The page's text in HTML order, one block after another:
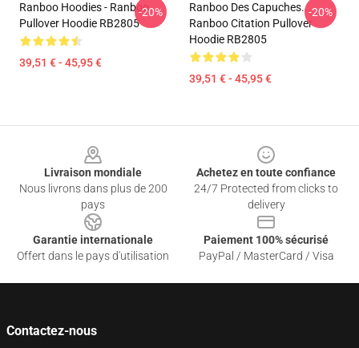
Ranboo Hoodies - Ranboo
Pullover Hoodie RB2805
39,51 € - 45,95 €
-20%
Ranboo Des Capuches...
Ranboo Citation Pullover
Hoodie RB2805
39,51 € - 45,95 €
-20%
Livraison mondiale
Nous livrons dans plus de 200
pays
Achetez en toute confiance
24/7 Protected from clicks to
delivery
Garantie internationale
Offert dans le pays d'utilisation
Paiement 100% sécurisé
PayPal / MasterCard / Visa
Contactez-nous